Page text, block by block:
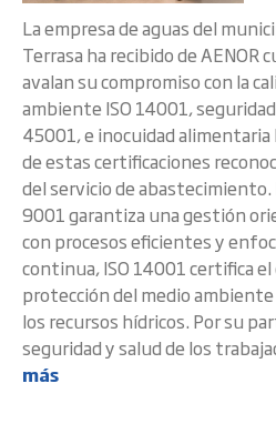
La empresa de aguas del
Terrasa ha recibido de AENOR
avalan su compromiso con la
ambiente ISO 14001,
45001, e inocuidad
de estas certificaciones
del servicio de abastecimiento.
9001 garantiza una gestión
con procesos eficientes y
continua, ISO 14001 certifica
protección del medio
los recursos hídricos. Por su
seguridad y salud de los
más